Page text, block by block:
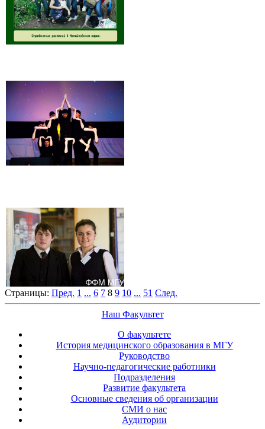
Страницы: Пред. 1 ... 6 7 8 9 10 ... 51 След.
Наш Факультет
О факультете
История медицинского образования в МГУ
Руководство
Научно-педагогические работники
Подразделения
Развитие факультета
Основные сведения об организации
СМИ о нас
Аудитории